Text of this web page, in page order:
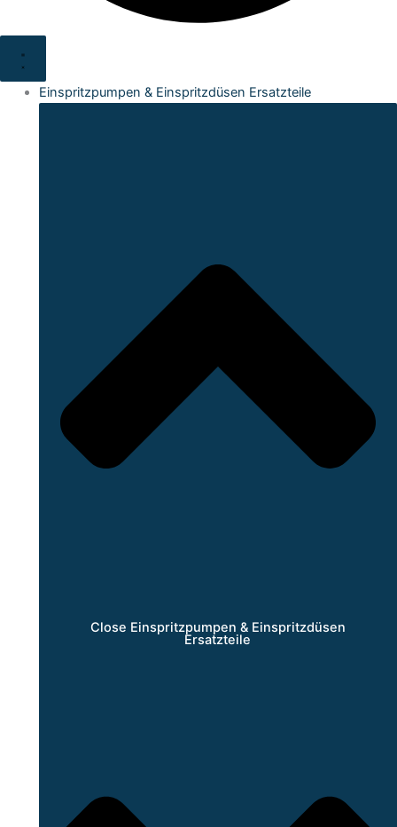
Einspritzpumpen & Einspritzdüsen Ersatzteile
Close Einspritzpumpen & Einspritzdüsen
Ersatzteile